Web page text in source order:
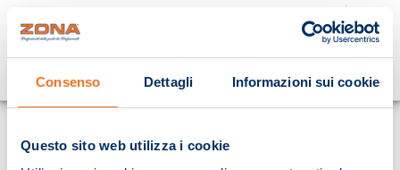
Consenso Dettagli Informazioni sui cookie
Questo sito web utilizza i cookie
Cosa stai cercando?